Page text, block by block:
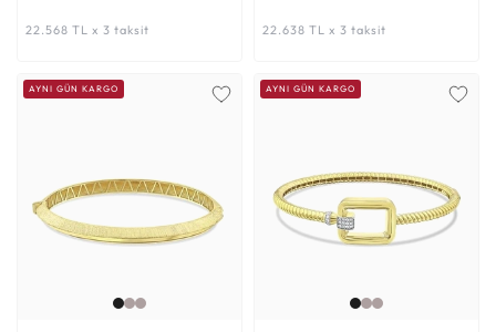
22.568 TL x 3 taksit 22.638 TL x 3 taksit
AYNI GÜN KARGO AYNI GÜN KARGO